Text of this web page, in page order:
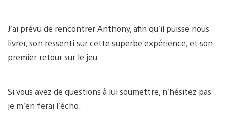
J’ai prévu de rencontrer Anthony, afin qu’il puisse nous
livrer, son ressenti sur cette superbe expérience, et son
premier retour sur le jeu.
Si vous avez de questions à lui soumettre, n’hésitez pas
je m’en ferai l’écho.